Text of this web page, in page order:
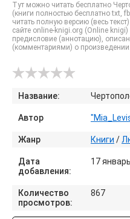
Тут можно читать бесплатно
(книги полностью бесплатно
читать полную версию (весь
сайте online-knigi.org (Online
предисловие (аннотацию),
(комментариями) о произведении.
Название:
Автор
Жанр Книги /
Дата
добавления:
17
Количество
просмотров:
867